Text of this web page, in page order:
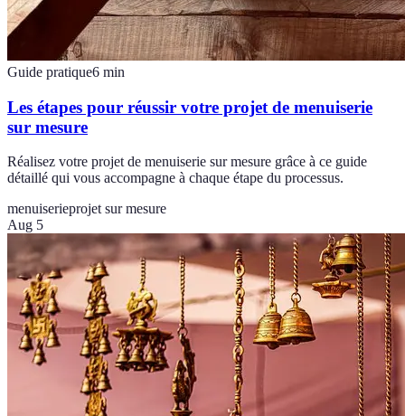
Guide pratique6 min
Les étapes pour réussir votre projet de menuiserie
sur mesure
Réalisez votre projet de menuiserie sur mesure grâce à ce guide
détaillé qui vous accompagne à chaque étape du processus.
menuiserieprojet sur mesure
Aug 5